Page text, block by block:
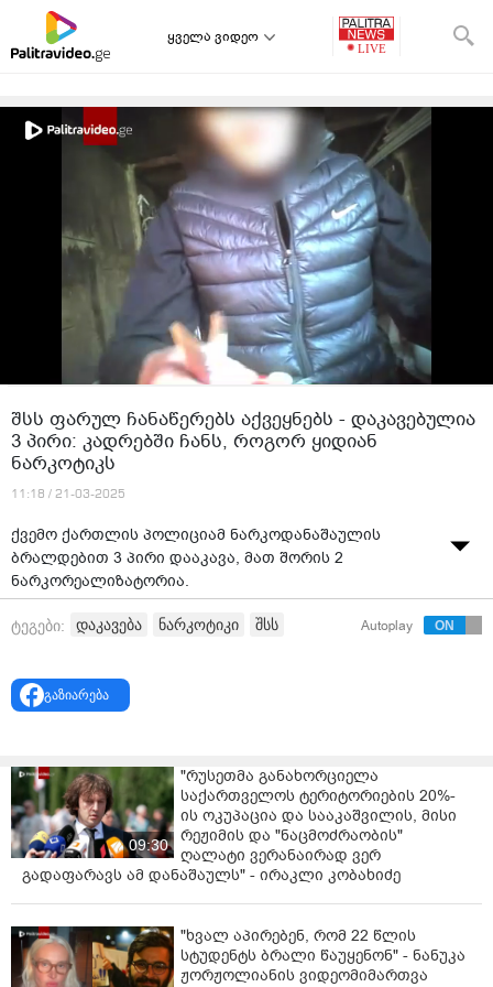
ყველა ვიდეო
შსს ფარულ ჩანაწერებს აქვეყნებს - დაკავებულია
3 პირი: კადრებში ჩანს, როგორ ყიდიან
ნარკოტიკს
11:18 / 21-03-2025
ქვემო ქართლის პოლიციამ ნარკოდანაშაულის
ბრალდებით 3 პირი დააკავა, მათ შორის 2
ნარკორეალიზატორია.
ამის შესახებ ინფორმაციას შინაგან საქმეთა
უწყების ცნობით, დანაშაულები 17 წლამდე ვადით
თავისუფლების აღკვეთას ითვალისწინებს.
პოლიციის დეპარტამენტის თეთრიწყაროს რაიონული
სამმართველოს თანამშრომლებმა, ჩატარებული
ოპერატიული ღონისძიებებისა და საგამოძიებო
მოქმედებების შედეგად, ნარკოდანაშაულის
ბრალდებით 1982 წელს დაბადებული ვ.ა., 1968 წელს
დაბადებული ი.გ. და 1990 წელს დაბადებულს ს.შ.
დააკავეს.
ვ.ა. და ი.გ. ნარკოტიკული საშუალებისა და
ფსიქოტროპული ნივთიერების უკანონო შეძენა-
ტეგები: დაკავება ნარკოტიკი შსს Autoplay
გაზიარება
09:30
"რუსეთმა განახორციელა
საქართველოს ტერიტორიების 20%-
ის ოკუპაცია და სააკაშვილის, მისი
რეჟიმის და "ნაცმოძრაობის"
ღალატი ვერანაირად ვერ
გადაფარავს ამ დანაშაულს" - ირაკლი კობახიძე
"ხვალ აპირებენ, რომ 22 წლის
სტუდენტს ბრალი წაუყენონ" - ნანუკა
ჟორჟოლიანის ვიდეომიმართვა